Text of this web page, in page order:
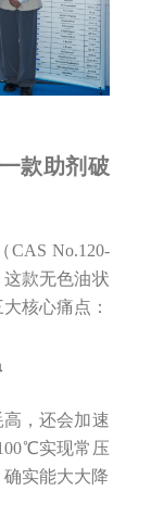
款助剂破
（CAS No.120-
款无色油状
核心痛点：
，还会加速
实现常压
实能大大降